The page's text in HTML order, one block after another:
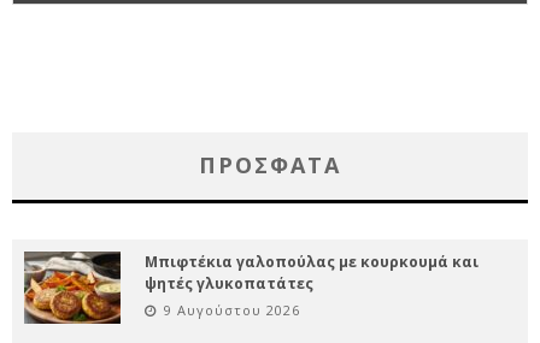
ΠΡΌΣΦΑΤΑ
Μπιφτέκια γαλοπούλας με κουρκουμά και
ψητές γλυκοπατάτες
9 Αυγούστου 2026